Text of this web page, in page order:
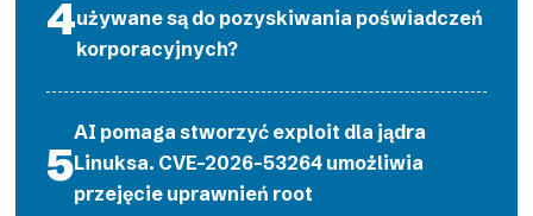
używane są do pozyskiwania poświadczeń
korporacyjnych?
AI pomaga stworzyć exploit dla jądra
Linuksa. CVE-2026-53264 umożliwia
przejęcie uprawnień root